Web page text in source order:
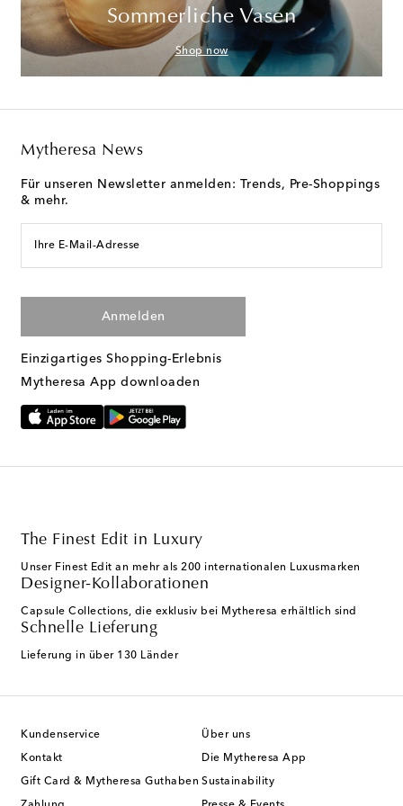
Sommerliche Vasen
Shop now
Mytheresa News
Für unseren Newsletter anmelden: Trends, Pre-Shoppings
& mehr.
Ihre E-Mail-Adresse
Anmelden
Einzigartiges Shopping-Erlebnis
Mytheresa App downloaden
The Finest Edit in Luxury
Unser Finest Edit an mehr als 200 internationalen Luxusmarken
Designer-Kollaborationen
Capsule Collections, die exklusiv bei Mytheresa erhältlich sind
Schnelle Lieferung
Lieferung in über 130 Länder
Kundenservice
Kontakt
Gift Card & Mytheresa Guthaben
Über uns
Die Mytheresa App
Sustainability